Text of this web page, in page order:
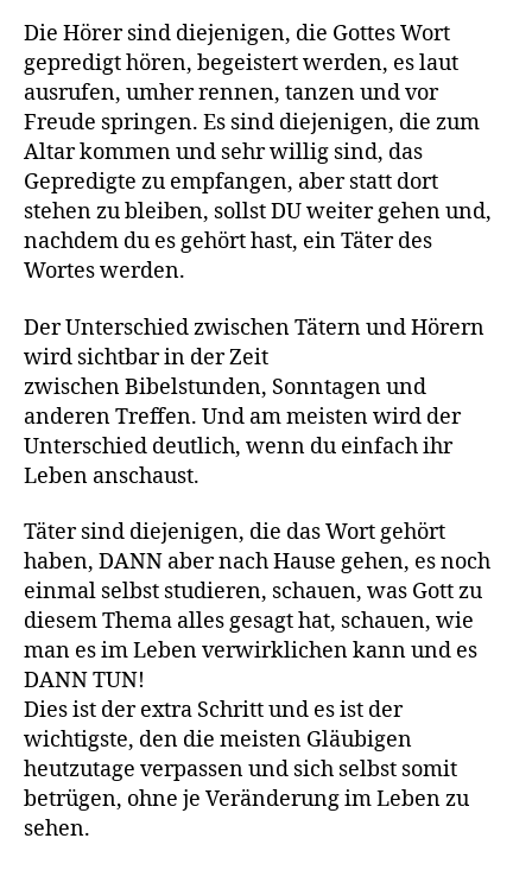
Die Hörer sind diejenigen, die Gottes Wort
gepredigt hören, begeistert werden, es laut
ausrufen, umher rennen, tanzen und vor
Freude springen. Es sind diejenigen, die zum
Altar kommen und sehr willig sind, das
Gepredigte zu empfangen, aber statt dort
stehen zu bleiben, sollst DU weiter gehen und,
nachdem du es gehört hast, ein Täter des
Wortes werden.
Der Unterschied zwischen Tätern und Hörern
wird sichtbar in der Zeit
zwischen Bibelstunden, Sonntagen und
anderen Treffen. Und am meisten wird der
Unterschied deutlich, wenn du einfach ihr
Leben anschaust.
Täter sind diejenigen, die das Wort gehört
haben, DANN aber nach Hause gehen, es noch
einmal selbst studieren, schauen, was Gott zu
diesem Thema alles gesagt hat, schauen, wie
man es im Leben verwirklichen kann und es
DANN TUN!
Dies ist der extra Schritt und es ist der
wichtigste, den die meisten Gläubigen
heutzutage verpassen und sich selbst somit
betrügen, ohne je Veränderung im Leben zu
sehen.